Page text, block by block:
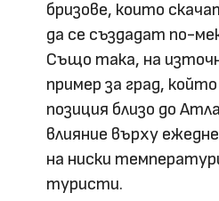
бризове, които
да се създадат по-
Също така, на
пример за град,
позиция близо до
влияние върху
на ниски
туристи.